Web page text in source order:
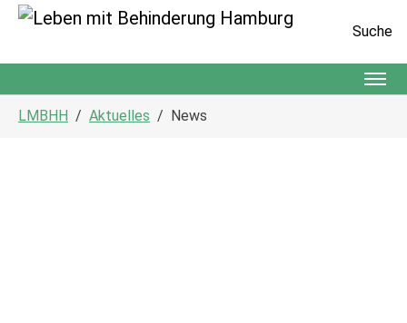
Suche
LMBHH Aktuelles News